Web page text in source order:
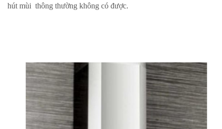
hút mùi thông thường không có được.